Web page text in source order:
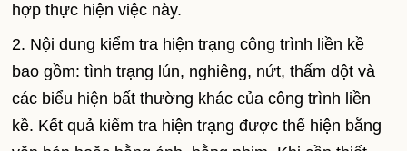
hợp thực hiện việc này.
2. Nội dung kiểm tra hiện trạng công trình liền kề
bao gồm: tình trạng lún, nghiêng, nứt, thấm dột và
các biểu hiện bất thường khác của công trình liền
kề. Kết quả kiểm tra hiện trạng được thể hiện bằng